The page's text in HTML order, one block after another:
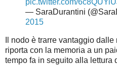
pic.twitter.com/
— SaraDurantini
2015
Il nodo è trarre vantaggio
riporta con la memoria a un
tempo fa in seguito alla lettura